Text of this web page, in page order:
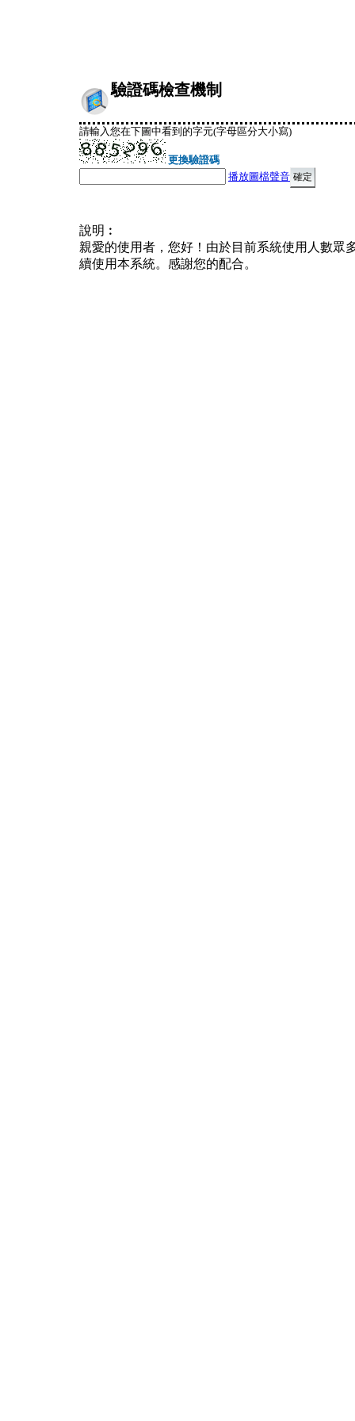
驗證碼檢查機制
請輸入您在下圖中看到的字元(字母區分大小寫)
更換驗證碼
播放圖檔聲音
說明︰
親愛的使用者，您好！由於目前系統使用人數眾
續使用本系統。感謝您的配合。